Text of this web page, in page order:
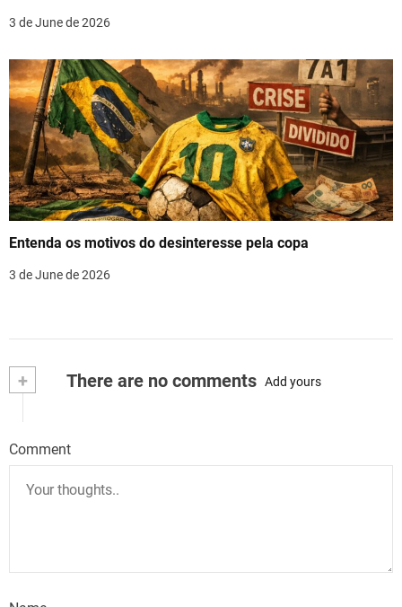
3 de June de 2026
Entenda os motivos do desinteresse pela copa
3 de June de 2026
+ There are no comments Add yours
Comment